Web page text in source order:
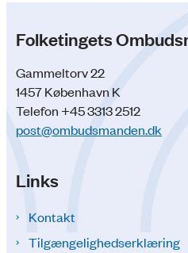
Folketingets
Gammeltorv 22
1457 København K
Telefon +45 3313 2512
post@ombudsmanden.dk
Links
Kontakt
Tilgængelighedserklæring